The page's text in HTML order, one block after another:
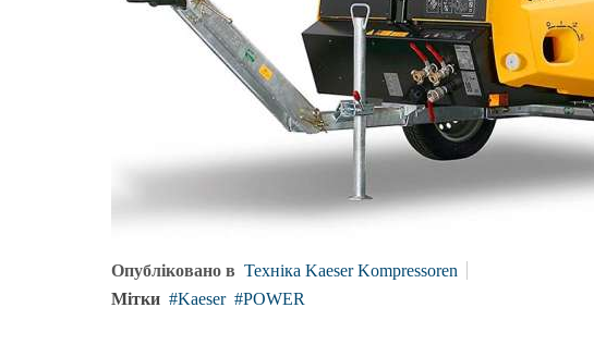
Опубліковано в Техніка Kaeser Kompressoren
Мітки
Kaeser POWER